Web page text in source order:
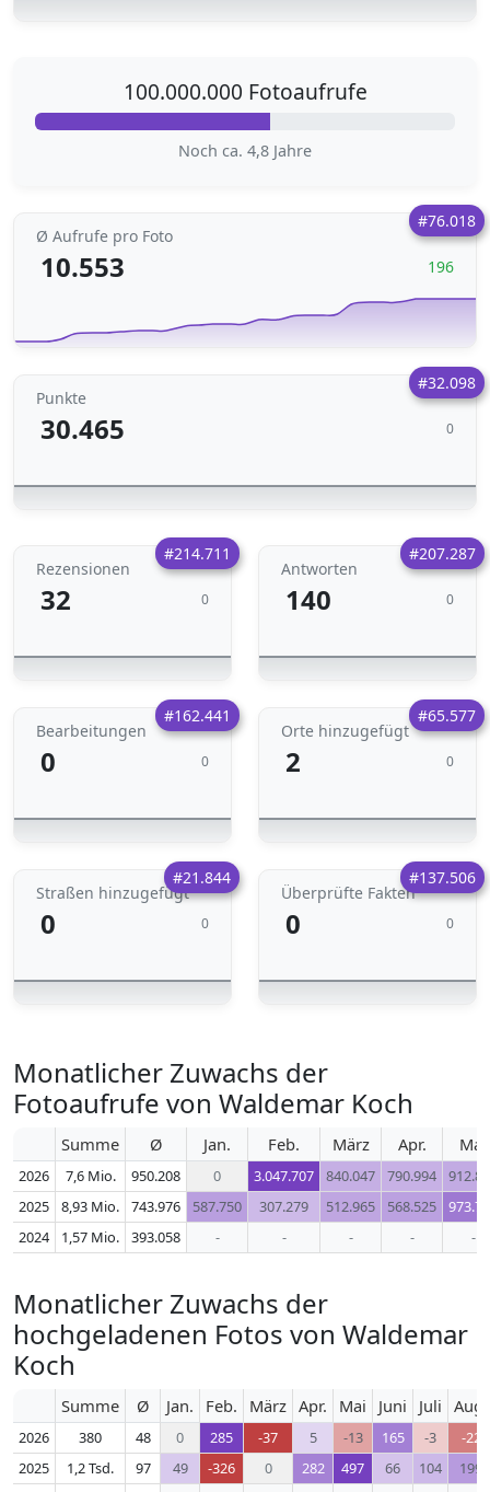
100.000.000 Fotoaufrufe
Noch ca. 4,8 Jahre
#76.018
Ø Aufrufe pro Foto
10.553 196
#32.098
Punkte
30.465 0
#214.711
Rezensionen
32 0
#207.287
Antworten
140 0
#162.441
Bearbeitungen
0 0
#65.577
Orte hinzugefügt
2 0
#21.844
Straßen hinzugefügt
0 0
#137.506
Überprüfte Fakten
0 0
Monatlicher Zuwachs der
Fotoaufrufe von Waldemar Koch
Summe Ø Jan. Feb. März Apr. Mai
2026 7,6 Mio. 950.208 0 3.047.707 840.047 790.994
2025
8,93 Mio. 743.976 587.750 307.279 512.965 568.525
2024
1,57 Mio. 393.058 - - - - -
Monatlicher Zuwachs der
hochgeladenen Fotos von Waldemar
Koch
Summe Ø Jan. Feb. März Apr. Mai Juni Juli Aug.
2026 380 48 0 285 -37 5 -13 165 -3
-22
2025
1,2 Tsd. 97 49 -326 0 282 497 66 104
199